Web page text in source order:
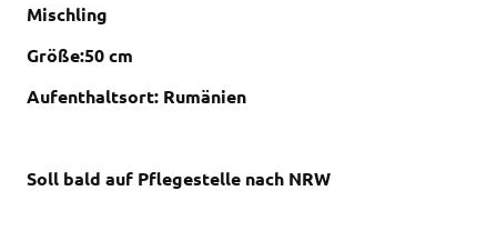
Mischling
Größe:50 cm
Aufenthaltsort: Rumänien
Soll bald auf Pflegestelle nach NRW